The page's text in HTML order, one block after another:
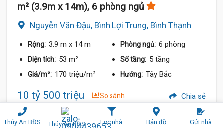
Thúy An BĐS Thúy An BĐS Lọc nhà Bản đồ Gửi nhà
m² (3.9m x 14m), 6 phòng ngủ
Nguyễn Văn Đậu, Bình Lợi Trung, Bình Thạnh
Rộng: 3.9 m x 14 m Phòng ngủ: 6 phòng
Diện tích: 53 m² Số tầng: 5 tầng
Giá/m²: 170 triệu/m² Hướng: Tây Bắc
10 tỷ 500 triệu So sánh Chia sẻ